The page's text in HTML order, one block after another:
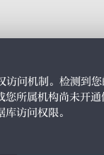
访问机制。检测到
您所属机构尚未开
访问权限。